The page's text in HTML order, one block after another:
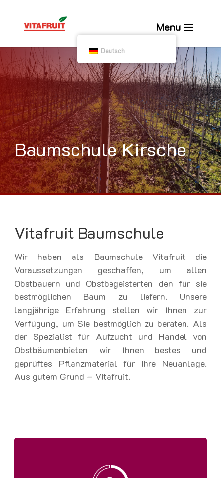
Baumschule Kirsche
Vitafruit Baumschule
Wir haben als Baumschule Vitafruit die
Voraussetzungen geschaffen, um allen
Obstbauern und Obstbegeisterten den für sie
bestmöglichen Baum zu liefern. Unsere
langjährige Erfahrung stellen wir Ihnen zur
Verfügung, um Sie bestmöglich zu beraten. Als
der Spezialist für Aufzucht und Handel von
Obstbäumenbieten wir Ihnen bestes und
geprüftes Pflanzmaterial für Ihre Neuanlage.
Aus gutem Grund – Vitafruit.
Deutsch